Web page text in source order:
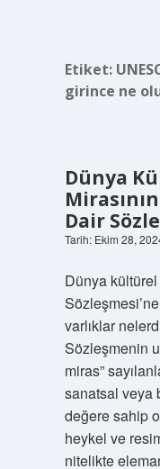
Etiket:
girince ne
Dünya
Dair
Tarih: Ekim 28,
Dünya kültürel
varlıklar
Sözleşmenin
miras”
sanatsal veya
değere sahip
heykel ve
nitelikte